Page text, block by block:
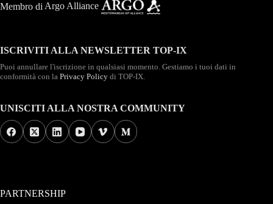
Membro di Argo Alliance
ISCRIVITI ALLA NEWSLETTER TOP-IX
Puoi annullare l'iscrizione in qualsiasi momento. Gestiamo i tuoi dati in
conformità con la Privacy Policy di TOP-IX.
UNISCITI ALLA NOSTRA COMMUNITY
PARTNERSHIP